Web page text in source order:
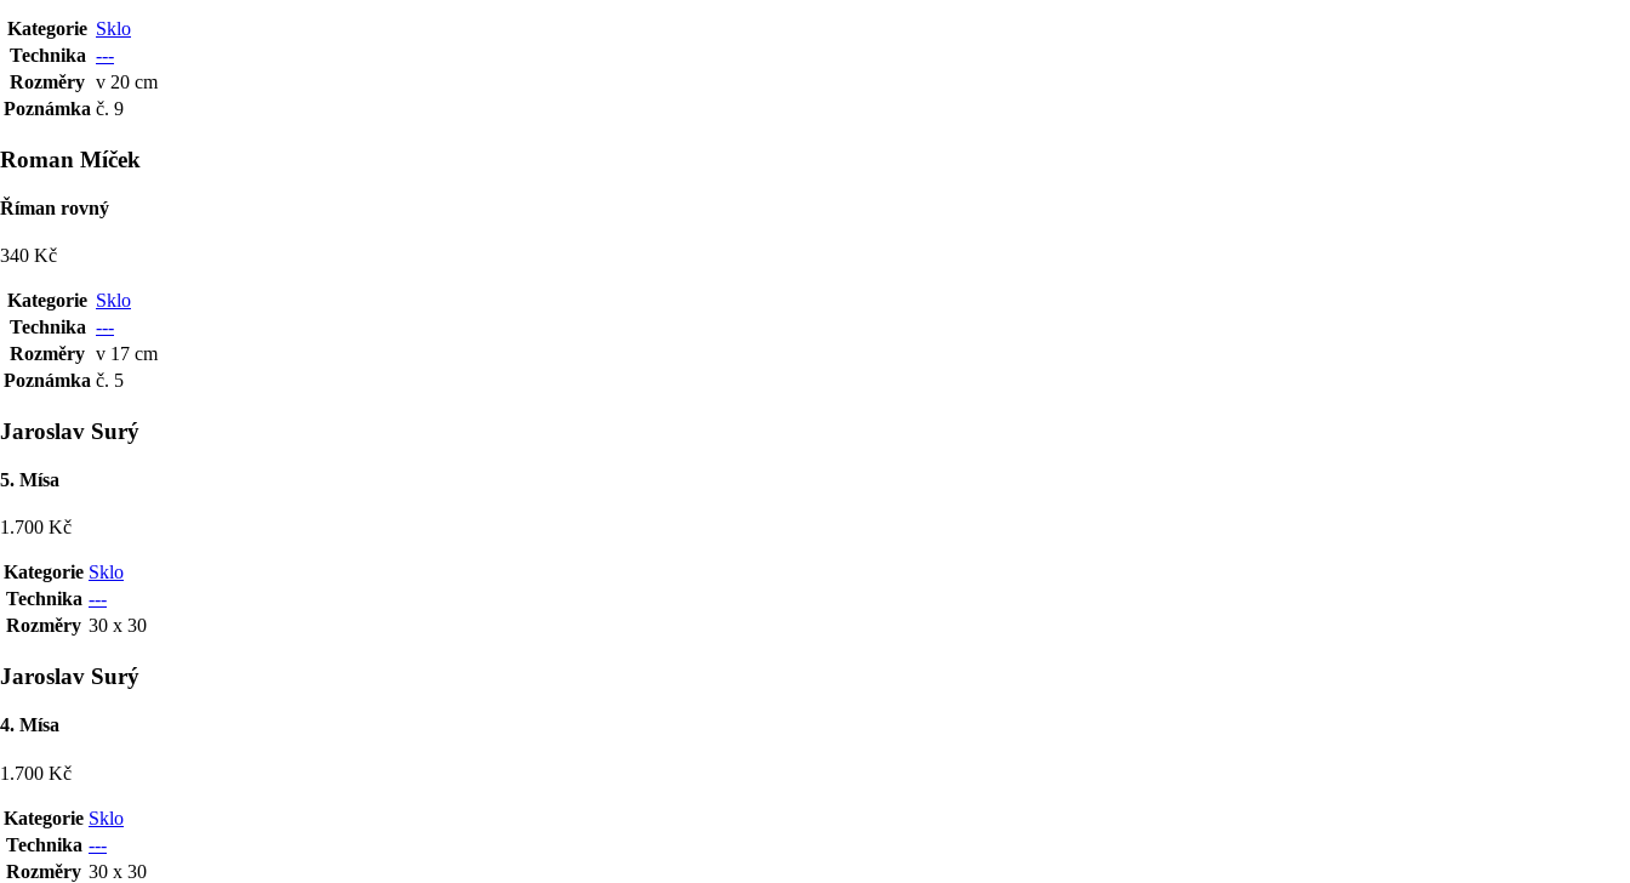
Kategorie Sklo
Technika ---
Rozměry v 20 cm
Poznámka č. 9
Roman Míček
Říman rovný
340 Kč
Kategorie Sklo
Technika ---
Rozměry v 17 cm
Poznámka č. 5
Jaroslav Surý
5. Mísa
1.700 Kč
Kategorie Sklo
Technika ---
Rozměry 30 x 30
Jaroslav Surý
4. Mísa
1.700 Kč
Kategorie Sklo
Technika ---
Rozměry 30 x 30